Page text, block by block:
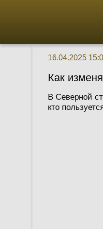
16.04.2025
Как
В Северной
кто